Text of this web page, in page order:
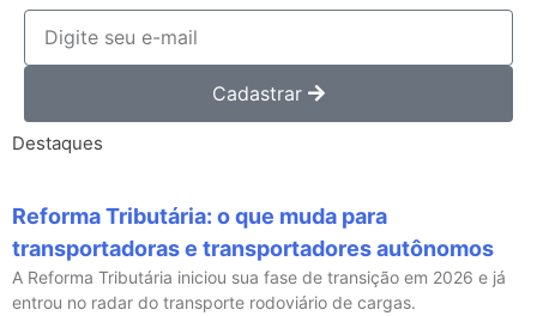
Cadastrar
Destaques
Reforma Tributária: o que muda para
transportadoras e transportadores autônomos
A Reforma Tributária iniciou sua fase de transição em 2026 e já
entrou no radar do transporte rodoviário de cargas.